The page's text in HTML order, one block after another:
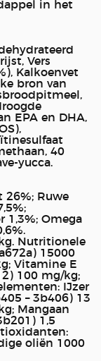
in het
Vers
Kalkoenvet
bron van
EPA en DHA,
40
yucca.
26%; Ruwe
1,3%; Omega
Nutritionele
15000
Vitamine E
100 mg/kg;
IJzer
– 3b406) 13
Mangaan
1,5
oliën 1000